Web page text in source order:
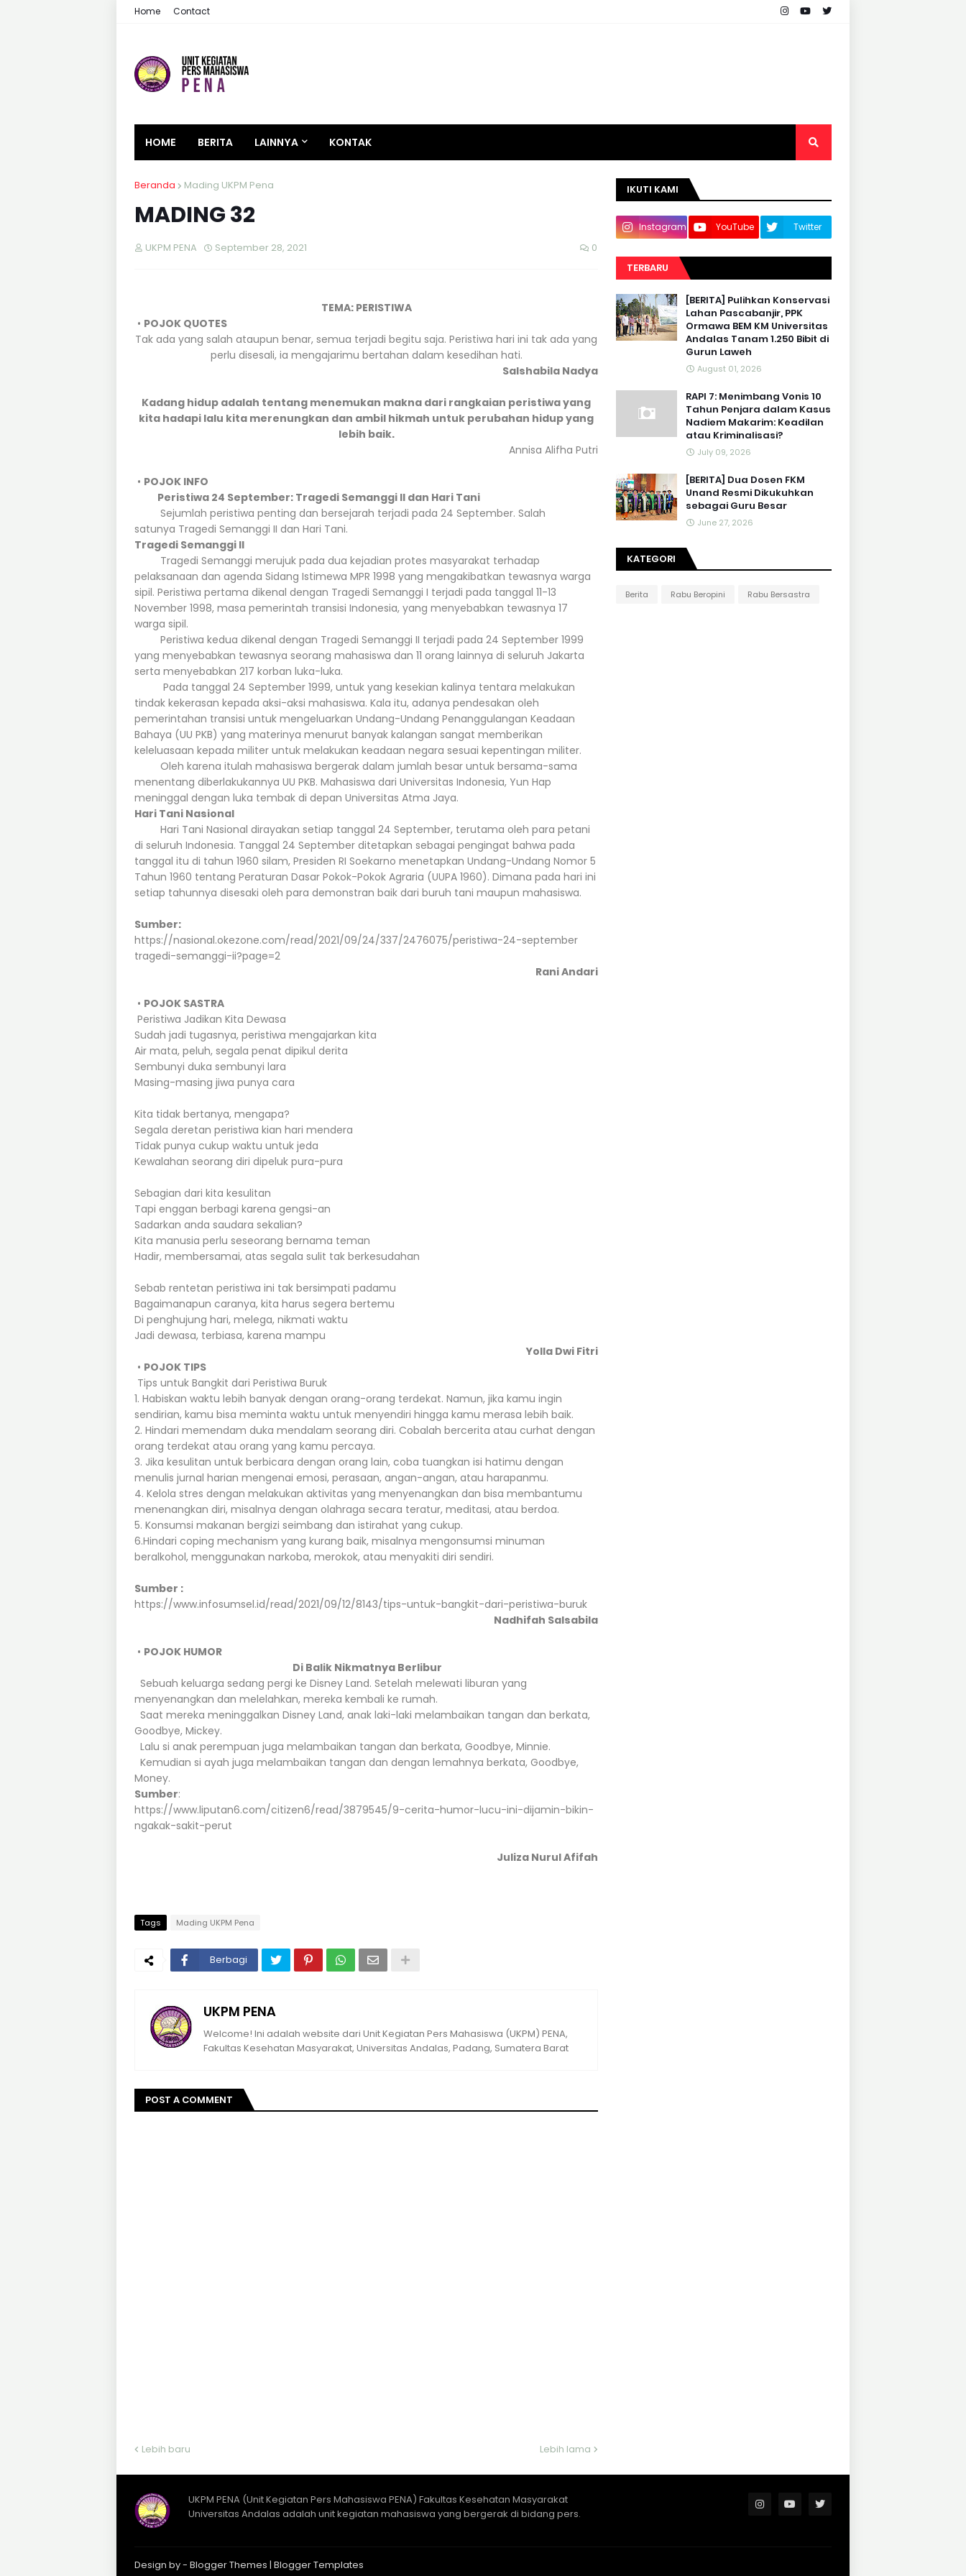
Home Contact
HOME BERITA LAINNYA KONTAK
Beranda Mading UKPM Pena
MADING 32
UKPM PENA September 28, 2021 0
TEMA: PERISTIWA
• POJOK QUOTES
Tak ada yang salah ataupun benar, semua terjadi begitu saja. Peristiwa hari ini tak ada yang
perlu disesali, ia mengajarimu bertahan dalam kesedihan hati.
Salshabila Nadya
Kadang hidup adalah tentang menemukan makna dari rangkaian peristiwa yang
kita hadapi lalu kita merenungkan dan ambil hikmah untuk perubahan hidup yang
lebih baik.
Annisa Alifha Putri
• POJOK INFO
Peristiwa 24 September: Tragedi Semanggi II dan Hari Tani
Sejumlah peristiwa penting dan bersejarah terjadi pada 24 September. Salah
satunya Tragedi Semanggi II dan Hari Tani.
Tragedi Semanggi II
Tragedi Semanggi merujuk pada dua kejadian protes masyarakat terhadap
pelaksanaan dan agenda Sidang Istimewa MPR 1998 yang mengakibatkan tewasnya warga
sipil. Peristiwa pertama dikenal dengan Tragedi Semanggi I terjadi pada tanggal 11-13
November 1998, masa pemerintah transisi Indonesia, yang menyebabkan tewasnya 17
warga sipil.
Peristiwa kedua dikenal dengan Tragedi Semanggi II terjadi pada 24 September 1999
yang menyebabkan tewasnya seorang mahasiswa dan 11 orang lainnya di seluruh Jakarta
serta menyebabkan 217 korban luka-luka.
Pada tanggal 24 September 1999, untuk yang kesekian kalinya tentara melakukan
tindak kekerasan kepada aksi-aksi mahasiswa. Kala itu, adanya pendesakan oleh
pemerintahan transisi untuk mengeluarkan Undang-Undang Penanggulangan Keadaan
Bahaya (UU PKB) yang materinya menurut banyak kalangan sangat memberikan
keleluasaan kepada militer untuk melakukan keadaan negara sesuai kepentingan militer.
Oleh karena itulah mahasiswa bergerak dalam jumlah besar untuk bersama-sama
menentang diberlakukannya UU PKB. Mahasiswa dari Universitas Indonesia, Yun Hap
meninggal dengan luka tembak di depan Universitas Atma Jaya.
Hari Tani Nasional
Hari Tani Nasional dirayakan setiap tanggal 24 September, terutama oleh para petani
di seluruh Indonesia. Tanggal 24 September ditetapkan sebagai pengingat bahwa pada
tanggal itu di tahun 1960 silam, Presiden RI Soekarno menetapkan Undang-Undang Nomor 5
Tahun 1960 tentang Peraturan Dasar Pokok-Pokok Agraria (UUPA 1960). Dimana pada hari ini
setiap tahunnya disesaki oleh para demonstran baik dari buruh tani maupun mahasiswa.
Sumber:
https://nasional.okezone.com/read/2021/09/24/337/2476075/peristiwa-24-september
tragedi-semanggi-ii?page=2
Rani Andari
• POJOK SASTRA
Peristiwa Jadikan Kita Dewasa
Sudah jadi tugasnya, peristiwa mengajarkan kita
Air mata, peluh, segala penat dipikul derita
Sembunyi duka sembunyi lara
Masing-masing jiwa punya cara
Kita tidak bertanya, mengapa?
Segala deretan peristiwa kian hari mendera
Tidak punya cukup waktu untuk jeda
Kewalahan seorang diri dipeluk pura-pura
Sebagian dari kita kesulitan
Tapi enggan berbagi karena gengsi-an
Sadarkan anda saudara sekalian?
Kita manusia perlu seseorang bernama teman
Hadir, membersamai, atas segala sulit tak berkesudahan
Sebab rentetan peristiwa ini tak bersimpati padamu
Bagaimanapun caranya, kita harus segera bertemu
Di penghujung hari, melega, nikmati waktu
Jadi dewasa, terbiasa, karena mampu
Yolla Dwi Fitri
• POJOK TIPS
Tips untuk Bangkit dari Peristiwa Buruk
1. Habiskan waktu lebih banyak dengan orang-orang terdekat. Namun, jika kamu ingin
sendirian, kamu bisa meminta waktu untuk menyendiri hingga kamu merasa lebih baik.
2. Hindari memendam duka mendalam seorang diri. Cobalah bercerita atau curhat dengan
orang terdekat atau orang yang kamu percaya.
3. Jika kesulitan untuk berbicara dengan orang lain, coba tuangkan isi hatimu dengan
menulis jurnal harian mengenai emosi, perasaan, angan-angan, atau harapanmu.
4. Kelola stres dengan melakukan aktivitas yang menyenangkan dan bisa membantumu
menenangkan diri, misalnya dengan olahraga secara teratur, meditasi, atau berdoa.
5. Konsumsi makanan bergizi seimbang dan istirahat yang cukup.
6.Hindari coping mechanism yang kurang baik, misalnya mengonsumsi minuman
beralkohol, menggunakan narkoba, merokok, atau menyakiti diri sendiri.
Sumber :
https://www.infosumsel.id/read/2021/09/12/8143/tips-untuk-bangkit-dari-peristiwa-buruk
Nadhifah Salsabila
• POJOK HUMOR
Di Balik Nikmatnya Berlibur
Sebuah keluarga sedang pergi ke Disney Land. Setelah melewati liburan yang
menyenangkan dan melelahkan, mereka kembali ke rumah.
Saat mereka meninggalkan Disney Land, anak laki-laki melambaikan tangan dan berkata,
Goodbye, Mickey.
Lalu si anak perempuan juga melambaikan tangan dan berkata, Goodbye, Minnie.
Kemudian si ayah juga melambaikan tangan dan dengan lemahnya berkata, Goodbye,
Money.
Sumber:
https://www.liputan6.com/citizen6/read/3879545/9-cerita-humor-lucu-ini-dijamin-bikin-
ngakak-sakit-perut
Juliza Nurul Afifah
Tags Mading UKPM Pena
Berbagi
UKPM PENA
Welcome! Ini adalah website dari Unit Kegiatan Pers Mahasiswa (UKPM) PENA,
Fakultas Kesehatan Masyarakat, Universitas Andalas, Padang, Sumatera Barat
POST A COMMENT
Lebih baru Lebih lama
IKUTI KAMI
Instagram YouTube Twitter
TERBARU
[BERITA] Pulihkan Konservasi
Lahan Pascabanjir, PPK
Ormawa BEM KM Universitas
Andalas Tanam 1.250 Bibit di
Gurun Laweh
August 01, 2026
RAPI 7: Menimbang Vonis 10
Tahun Penjara dalam Kasus
Nadiem Makarim: Keadilan
atau Kriminalisasi?
July 09, 2026
[BERITA] Dua Dosen FKM
Unand Resmi Dikukuhkan
sebagai Guru Besar
June 27, 2026
KATEGORI
Berita Rabu Beropini Rabu Bersastra
UKPM PENA (Unit Kegiatan Pers Mahasiswa PENA) Fakultas Kesehatan Masyarakat
Universitas Andalas adalah unit kegiatan mahasiswa yang bergerak di bidang pers.
Design by - Blogger Themes | Blogger Templates